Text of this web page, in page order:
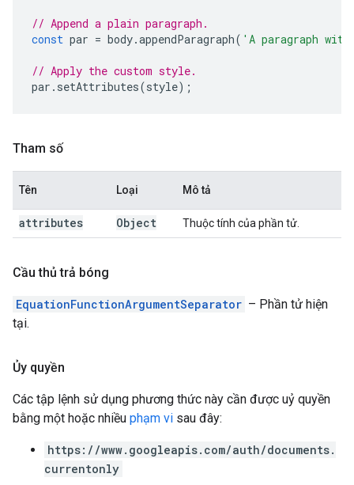
// Append a plain paragraph.
const par = body.appendParagraph( 'A paragraph
// Apply the custom style.
par . setAttributes(style);
Tham số
Tên Loại Mô tả
attributes Object Thuộc tính của phần tử.
Cầu thủ trả bóng
EquationFunctionArgumentSeparator – Phần tử hiện
tại.
Ủy quyền
Các tập lệnh sử dụng phương thức này cần được uỷ quyền
bằng một hoặc nhiều phạm vi sau đây:
https://www.googleapis.com/auth/documents.
currentonly